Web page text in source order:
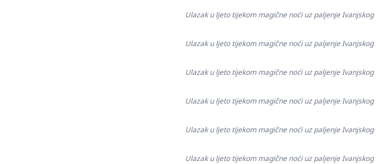
Ulazak u ljeto tijekom magične noći uz paljenje Ivanjskog
Ulazak u ljeto tijekom magične noći uz paljenje Ivanjskog
Ulazak u ljeto tijekom magične noći uz paljenje Ivanjskog
Ulazak u ljeto tijekom magične noći uz paljenje Ivanjskog
Ulazak u ljeto tijekom magične noći uz paljenje Ivanjskog
Ulazak u ljeto tijekom magične noći uz paljenje Ivanjskog